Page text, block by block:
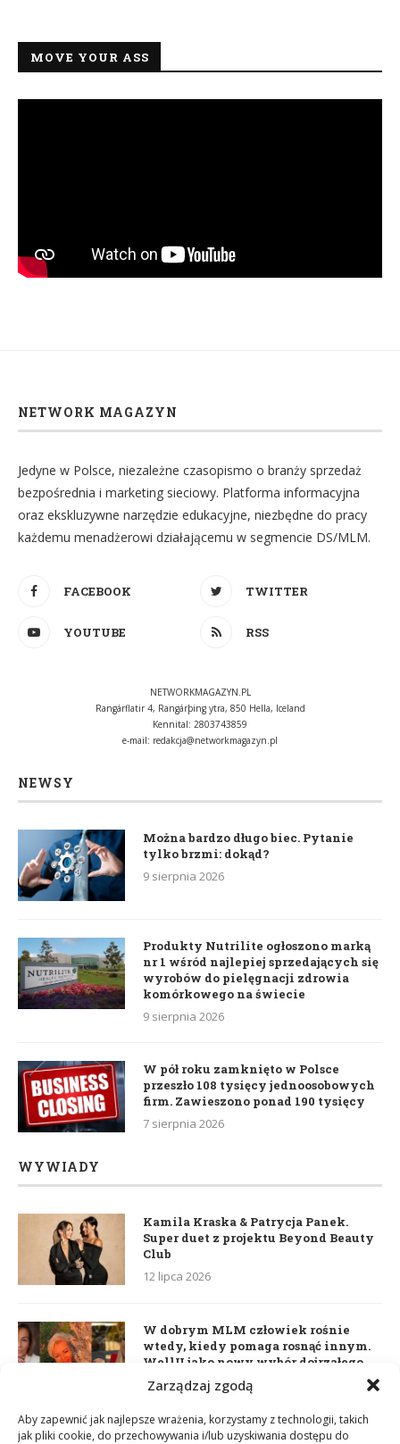
Zarządzaj zgodą
Aby zapewnić jak najlepsze wrażenia, korzystamy z technologii, takich
jak pliki cookie, do przechowywania i/lub uzyskiwania dostępu do
MOVE YOUR ASS
NETWORK MAGAZYN
Jedyne w Polsce, niezależne czasopismo o branży sprzedaż
bezpośrednia i marketing sieciowy. Platforma informacyjna
oraz ekskluzywne narzędzie edukacyjne, niezbędne do pracy
każdemu menadżerowi działającemu w segmencie DS/MLM.
FACEBOOK TWITTER
YOUTUBE RSS
NETWORKMAGAZYN.PL
Rangárflatir 4, Rangárþing ytra, 850 Hella, Iceland
Kennital: 2803743859
e-mail: redakcja@networkmagazyn.pl
NEWSY
Można bardzo długo biec. Pytanie
tylko brzmi: dokąd?
9 sierpnia 2026
Produkty Nutrilite ogłoszono marką
nr 1 wśród najlepiej sprzedających się
wyrobów do pielęgnacji zdrowia
komórkowego na świecie
9 sierpnia 2026
W pół roku zamknięto w Polsce
przeszło 108 tysięcy jednoosobowych
firm. Zawieszono ponad 190 tysięcy
7 sierpnia 2026
WYWIADY
Kamila Kraska & Patrycja Panek.
Super duet z projektu Beyond Beauty
Club
12 lipca 2026
W dobrym MLM człowiek rośnie
wtedy, kiedy pomaga rosnąć innym.
WellU jako nowy wybór dojrzałego
lidera